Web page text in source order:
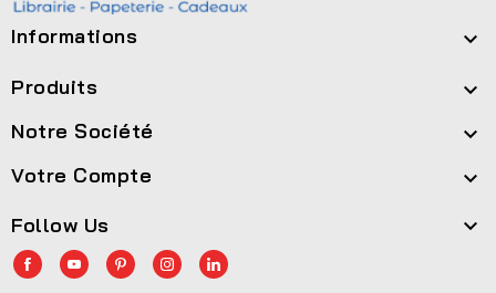
Informations 
Produits 
Notre Société 
Votre Compte 
Follow Us 